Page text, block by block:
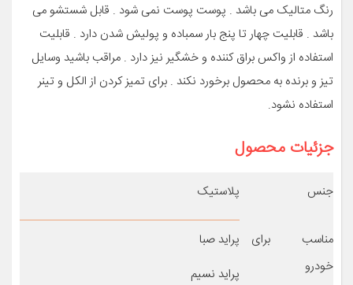
رنگ متالیک می باشد . پوست پوست نمی شود . قابل شستشو می
باشد . قابلیت چهار تا پنج بار سمباده و پولیش شدن دارد . قابلیت
استفاده از واکس براق کننده و خشگیر نیز دارد . مراقب باشید وسایل
تیز و برنده به محصول برخورد نکند . برای تمیز کردن از الکل و تینر
استفاده نشود.
جزئیات محصول
جنس پلاستیک
مناسب برای
خودرو
پراید صبا
پراید نسیم